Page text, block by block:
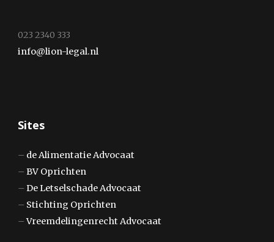
023 2340 333
info@lion-legal.nl
Sites
– de Alimentatie Advocaat
– BV Oprichten
– De Letselschade Advocaat
– Stichting Oprichten
–Vreemdelingenrecht Advocaat